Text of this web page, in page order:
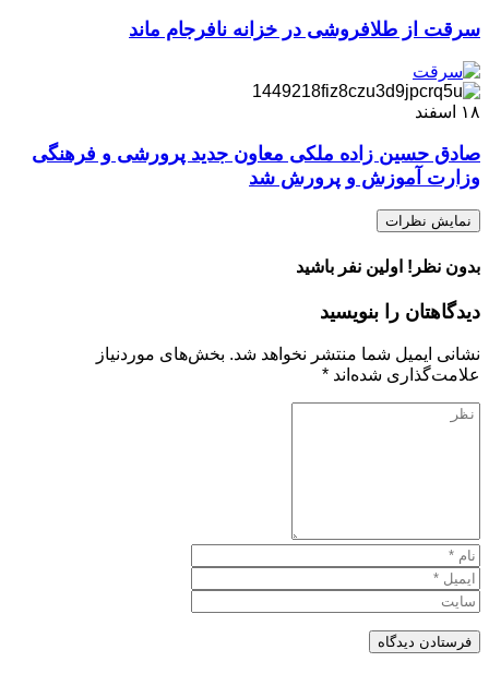
سرقت از طلافروشی در خزانه نافرجام ماند
۱۸ اسفند
صادق حسین زاده ملکی معاون جدید پرورشی و فرهنگی
وزارت آموزش و پرورش شد
نمایش نظرات
بدون نظر! اولین نفر باشید
دیدگاهتان را بنویسید
نشانی ایمیل شما منتشر نخواهد شد. بخش‌های موردنیاز
علامت‌گذاری شده‌اند *